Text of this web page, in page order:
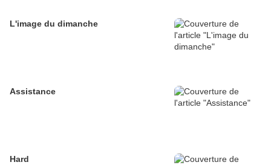
L'image du dimanche
Assistance
Hard